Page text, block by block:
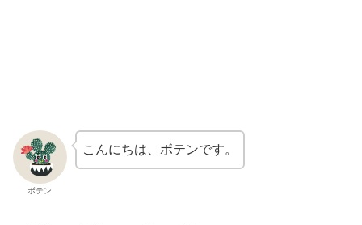
ボテン
こんにちは、ボテンです。